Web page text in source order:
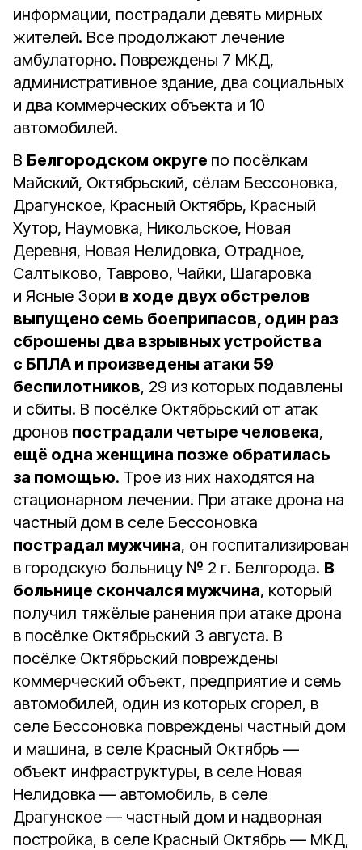
информации, пострадали девять мирных
жителей. Все продолжают лечение
амбулаторно. Повреждены 7 МКД,
административное здание, два социальных
и два коммерческих объекта и 10
автомобилей.
В Белгородском округе по посёлкам
Майский, Октябрьский, сёлам Бессоновка,
Драгунское, Красный Октябрь, Красный
Хутор, Наумовка, Никольское, Новая
Деревня, Новая Нелидовка, Отрадное,
Салтыково, Таврово, Чайки, Шагаровка
и Ясные Зори в ходе двух обстрелов
выпущено семь боеприпасов, один раз
сброшены два взрывных устройства
с БПЛА и произведены атаки 59
беспилотников, 29 из которых подавлены
и сбиты. В посёлке Октябрьский от атак
дронов пострадали четыре человека,
ещё одна женщина позже обратилась
за помощью. Трое из них находятся на
стационарном лечении. При атаке дрона на
частный дом в селе Бессоновка
пострадал мужчина, он госпитализирован
в городскую больницу № 2 г. Белгорода. В
больнице скончался мужчина, который
получил тяжёлые ранения при атаке дрона
в посёлке Октябрьский 3 августа. В
посёлке Октябрьский повреждены
коммерческий объект, предприятие и семь
автомобилей, один из которых сгорел, в
селе Бессоновка повреждены частный дом
и машина, в селе Красный Октябрь —
объект инфраструктуры, в селе Новая
Нелидовка — автомобиль, в селе
Драгунское — частный дом и надворная
постройка, в селе Красный Октябрь — МКД,